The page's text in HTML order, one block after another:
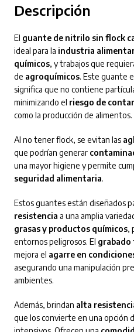
Descripción
El guante de nitrilo sin flock
ideal para la industria
químicos, y trabajos que
de agroquímicos. Este guante
significa que no contiene
minimizando el riesgo de
como la producción de alimentos.
Al no tener flock, se evitan las
que podrían generar
una mayor higiene y permite
seguridad alimentaria.
Estos guantes están diseñados
resistencia a una amplia
grasas y productos químicos,
entornos peligrosos. El
mejora el agarre en
asegurando una manipulación
ambientes.
Además, brindan alta
que los convierte en una opción